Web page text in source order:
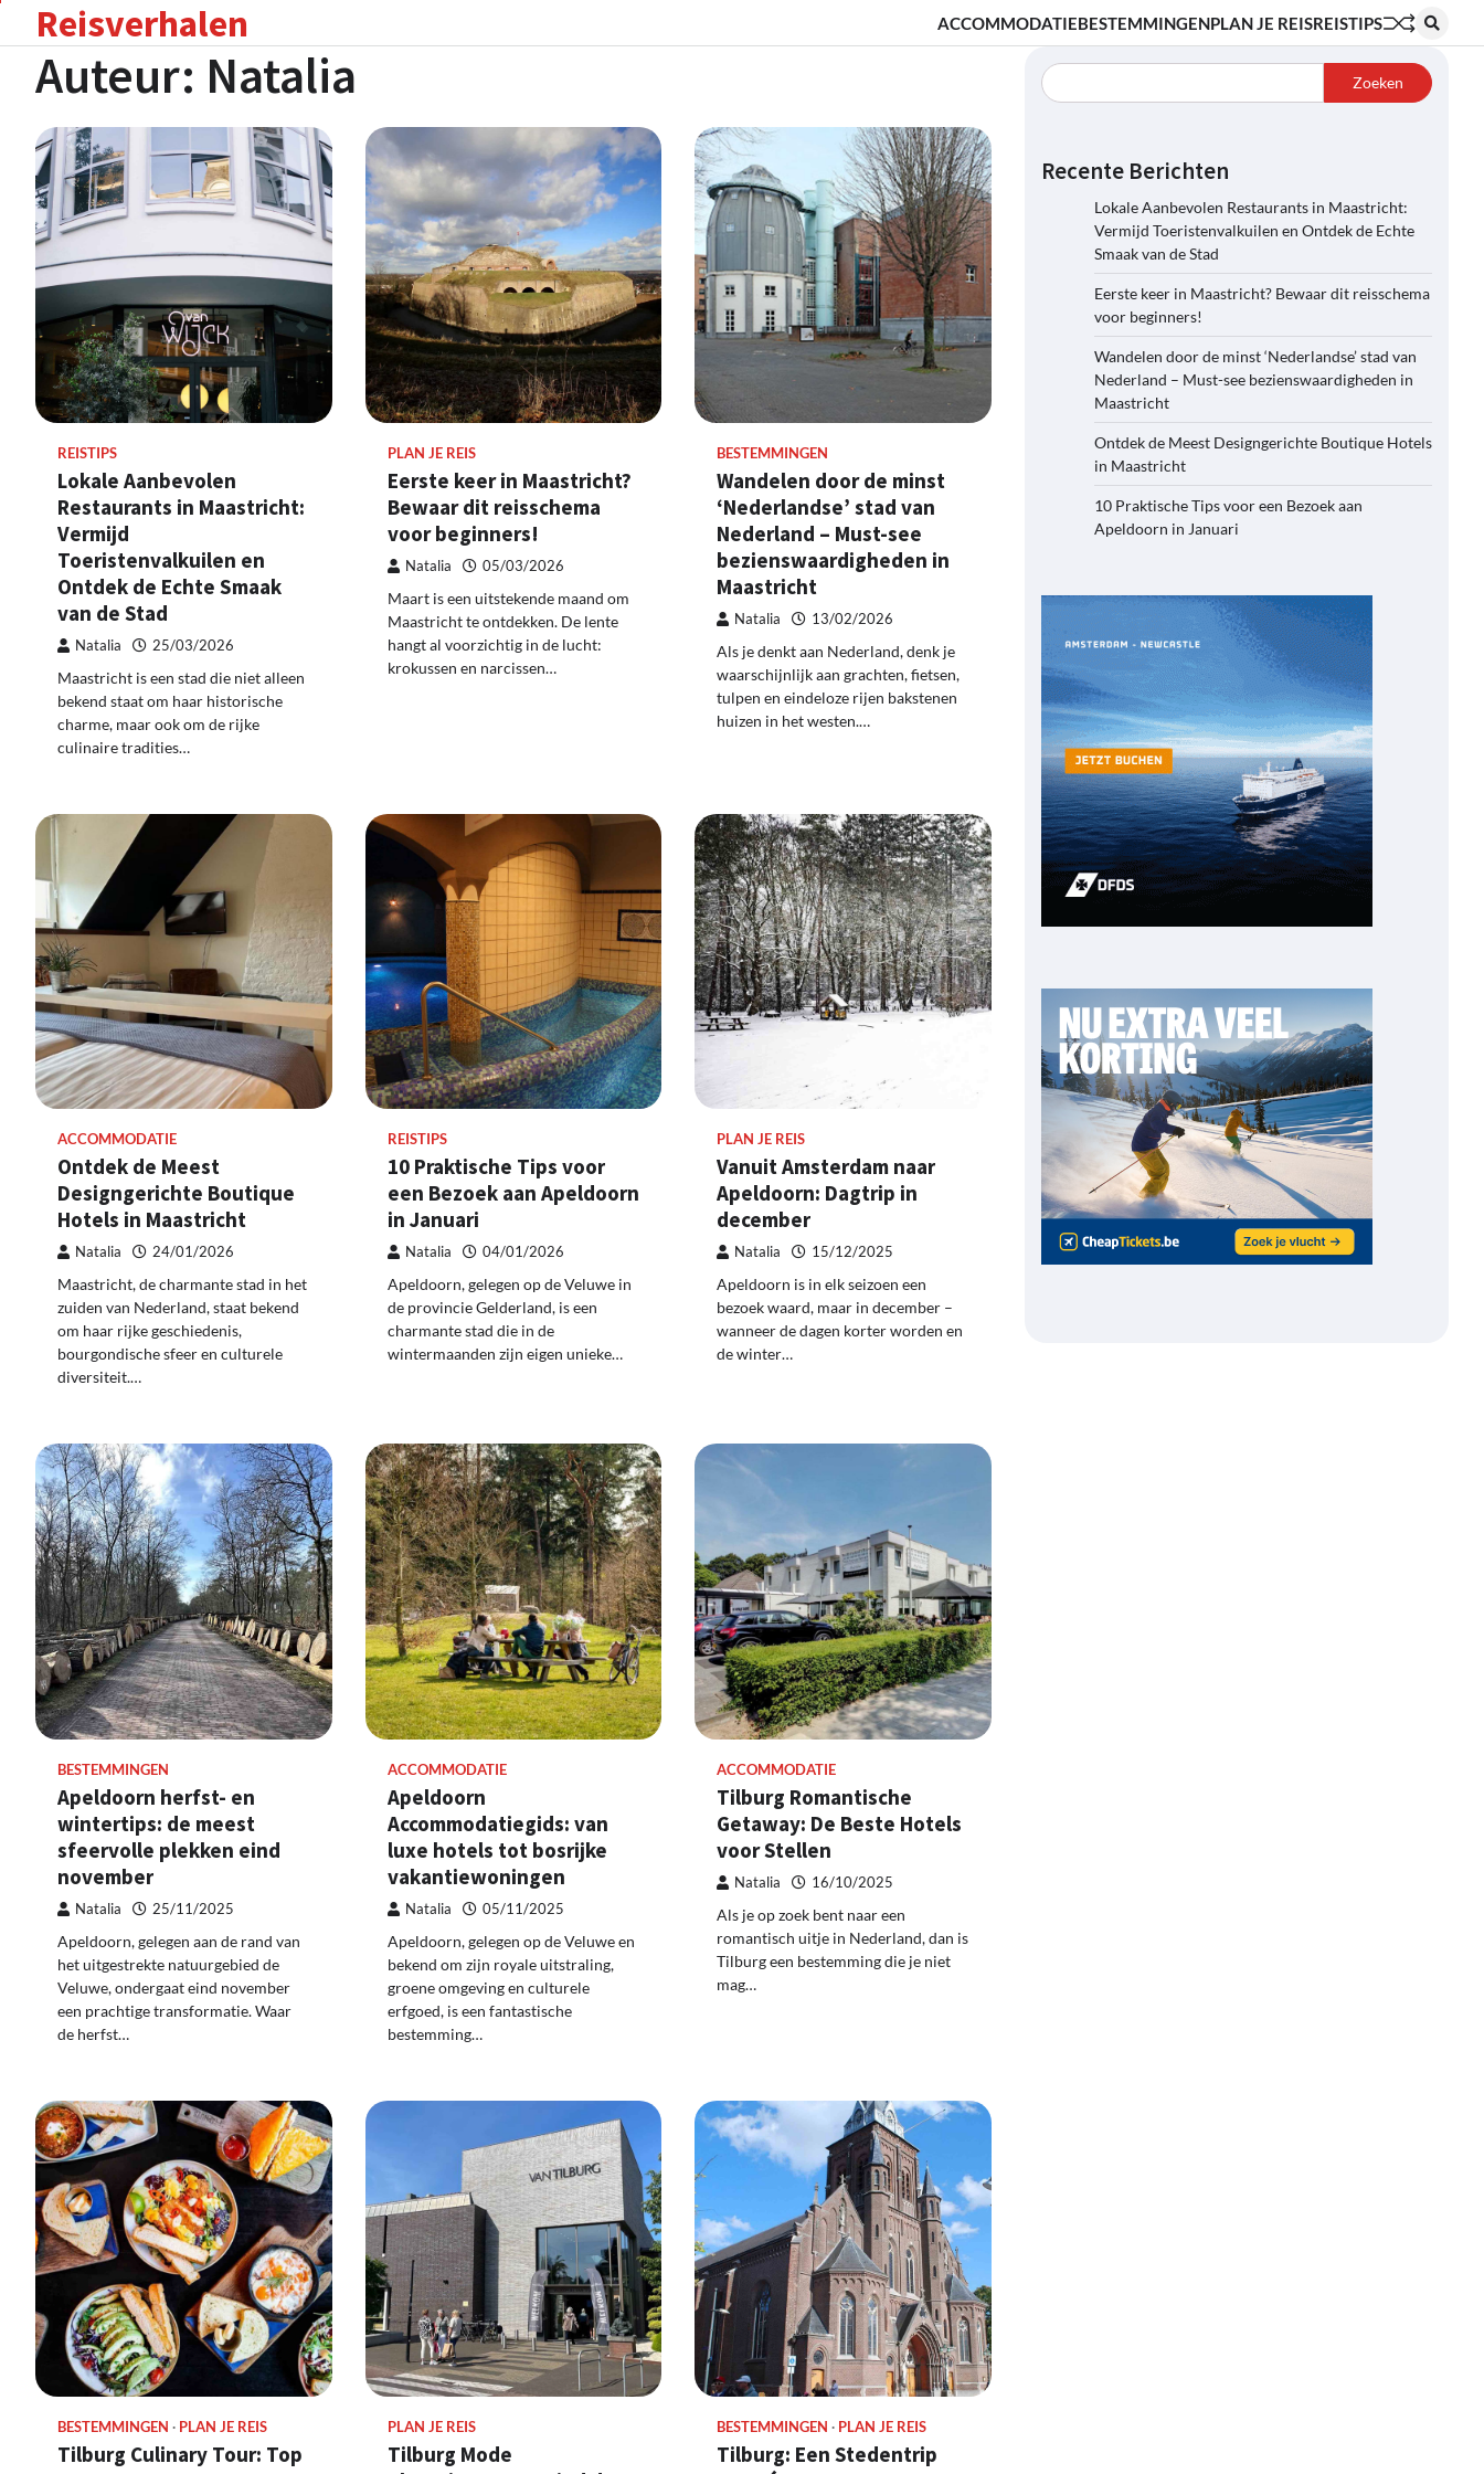
content
Reisverhalen ACCOMMODATIEBESTEMMINGENPLAN JE REISREISTIPS
Auteur: Natalia
REISTIPS
Lokale Aanbevolen
Restaurants in Maastricht:
Vermijd
Toeristenvalkuilen en
Ontdek de Echte Smaak
van de Stad
Natalia 25/03/2026
Maastricht is een stad die niet alleen
bekend staat om haar historische
charme, maar ook om de rijke
culinaire tradities…
PLAN JE REIS
Eerste keer in Maastricht?
Bewaar dit reisschema
voor beginners!
Natalia 05/03/2026
Maart is een uitstekende maand om
Maastricht te ontdekken. De lente
hangt al voorzichtig in de lucht:
krokussen en narcissen…
BESTEMMINGEN
Wandelen door de minst
‘Nederlandse’ stad van
Nederland – Must-see
bezienswaardigheden in
Maastricht
Natalia 13/02/2026
Als je denkt aan Nederland, denk je
waarschijnlijk aan grachten, fietsen,
tulpen en eindeloze rijen bakstenen
huizen in het westen.…
ACCOMMODATIE
Ontdek de Meest
Designgerichte Boutique
Hotels in Maastricht
Natalia 24/01/2026
Maastricht, de charmante stad in het
zuiden van Nederland, staat bekend
om haar rijke geschiedenis,
bourgondische sfeer en culturele
diversiteit.…
REISTIPS
10 Praktische Tips voor
een Bezoek aan Apeldoorn
in Januari
Natalia 04/01/2026
Apeldoorn, gelegen op de Veluwe in
de provincie Gelderland, is een
charmante stad die in de
wintermaanden zijn eigen unieke…
PLAN JE REIS
Vanuit Amsterdam naar
Apeldoorn: Dagtrip in
december
Natalia 15/12/2025
Apeldoorn is in elk seizoen een
bezoek waard, maar in december –
wanneer de dagen korter worden en
de winter…
BESTEMMINGEN
Apeldoorn herfst- en
wintertips: de meest
sfeervolle plekken eind
november
Natalia 25/11/2025
Apeldoorn, gelegen aan de rand van
het uitgestrekte natuurgebied de
Veluwe, ondergaat eind november
een prachtige transformatie. Waar
de herfst…
ACCOMMODATIE
Apeldoorn
Accommodatiegids: van
luxe hotels tot bosrijke
vakantiewoningen
Natalia 05/11/2025
Apeldoorn, gelegen op de Veluwe en
bekend om zijn royale uitstraling,
groene omgeving en culturele
erfgoed, is een fantastische
bestemming…
ACCOMMODATIE
Tilburg Romantische
Getaway: De Beste Hotels
voor Stellen
Natalia 16/10/2025
Als je op zoek bent naar een
romantisch uitje in Nederland, dan is
Tilburg een bestemming die je niet
mag…
BESTEMMINGEN PLAN JE REIS
Tilburg Culinary Tour: Top
PLAN JE REIS
Tilburg Mode
BESTEMMINGEN PLAN JE REIS
Tilburg: Een Stedentrip
Zoeken
Recente Berichten
Lokale Aanbevolen Restaurants in Maastricht:
Vermijd Toeristenvalkuilen en Ontdek de Echte
Smaak van de Stad
Eerste keer in Maastricht? Bewaar dit reisschema
voor beginners!
Wandelen door de minst ‘Nederlandse’ stad van
Nederland – Must-see bezienswaardigheden in
Maastricht
Ontdek de Meest Designgerichte Boutique Hotels
in Maastricht
10 Praktische Tips voor een Bezoek aan
Apeldoorn in Januari